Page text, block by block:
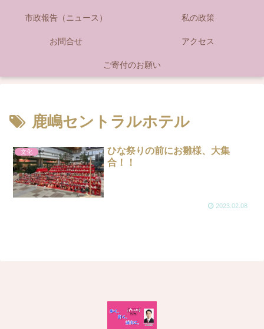
市政報告（ニュース） 私の政策
お問合せ アクセス
ご寄付のお願い
鹿嶋セントラルホテル
文化
ひな祭りの前にお雛様、大集
合！！
2023.02.08